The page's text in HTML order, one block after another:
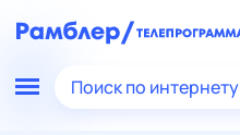
Поиск по интернету